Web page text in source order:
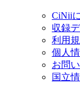
CiNii
収録
利用
個人
お問
国立